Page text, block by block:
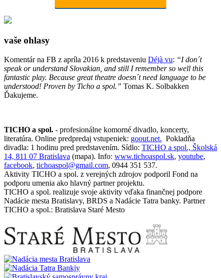
vaše ohlasy
Komentár na FB z apríla 2016 k predstaveniu Déjà vu: “I don´t
speak or understand Slovakian, and still I remember so well this
fantastic play. Because great theatre doesn´t need language to be
understood! Proven by Ticho a spol.” Tomas K. Solbakken
Ďakujeme.
TICHO a spol. - profesionálne komorné divadlo, koncerty,
literatúra. Online predpredaj vstupeniek: goout.net. Pokladňa
divadla: 1 hodinu pred predstavením. Sídlo: TICHO a spol., Školská
14, 811 07 Bratislava (mapa). Info: www.tichoaspol.sk, youtube,
facebook, tichoaspol@gmail.com, 0944 351 537.
Aktivity TICHO a spol. z verejných zdrojov podporil Fond na
podporu umenia ako hlavný partner projektu.
TICHO a spol. realizuje svoje aktivity vďaka finančnej podpore
Nadácie mesta Bratislavy, BRDS a Nadácie Tatra banky. Partner
TICHO a spol.: Bratislava Staré Mesto